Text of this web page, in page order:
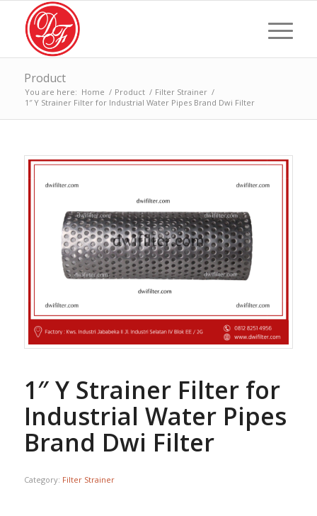
Product
You are here: Home / Product / Filter Strainer /
1″ Y Strainer Filter for Industrial Water Pipes Brand Dwi Filter
1″ Y Strainer Filter for
Industrial Water Pipes
Brand Dwi Filter
Category: Filter Strainer